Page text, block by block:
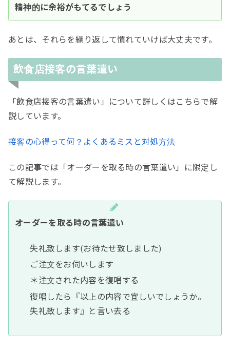
精神的に余裕がもてるでしょう
あとは、それらを繰り返して慣れていけば大丈夫です。
飲食店接客の言葉遣い
「飲食店接客の言葉遣い」について詳しくはこちらで解
説しています。
接客の心得って何？よくあるミスと対処方法
この記事では「オーダーを取る時の言葉遣い」に限定し
て解説します。
オーダーを取る時の言葉遣い
失礼致します(お待たせ致しました)
ご注文をお伺いします
＊注文された内容を復唱する
復唱したら『以上の内容で宜しいでしょうか。
失礼致します』と言い去る